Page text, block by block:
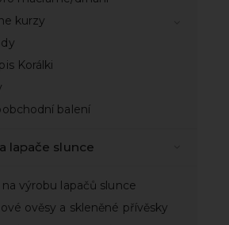
kurzy
Korálki
balení
lapače slunce
na výrobu lapačů slunce
ověsy a skleněné přívěsky